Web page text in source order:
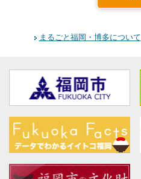
まるごと福岡・博多について